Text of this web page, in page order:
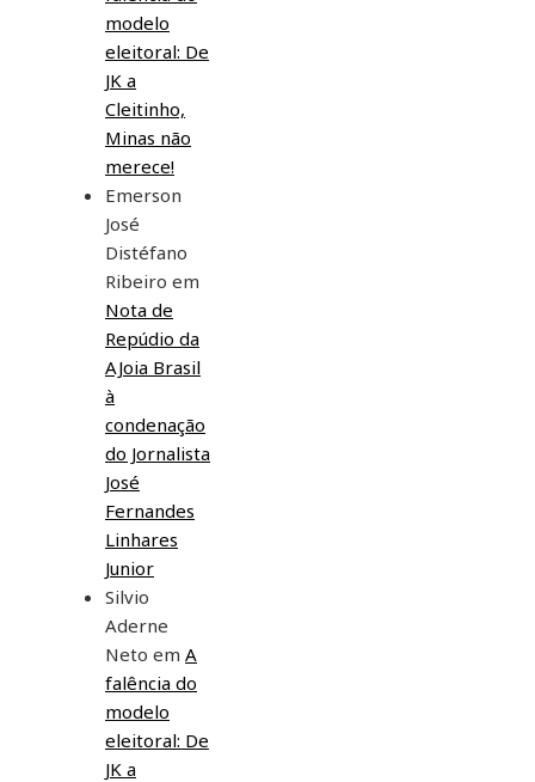
modelo
eleitoral: De
JK a
Cleitinho,
Minas não
merece!
Emerson
José
Distéfano
Ribeiro em
Nota de
Repúdio da
AJoia Brasil
à
condenação
do Jornalista
José
Fernandes
Linhares
Junior
Silvio
Aderne
Neto em A
falência do
modelo
eleitoral: De
JK a